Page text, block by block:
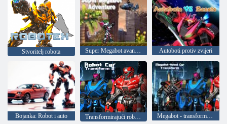
Stvoritelj robota Super Megabot avantura Autoboti protiv zvijeri
Bojanka: Robot i auto Transformirajući robotski automobil 2 Megabot - transformacija stroja robota